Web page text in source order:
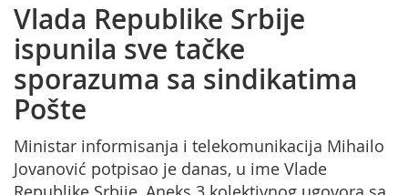
Vlada Republike Srbije
ispunila sve tačke
sporazuma sa sindikatima
Pošte
Ministar informisanja i telekomunikacija Mihailo
Jovanović potpisao je danas, u ime Vlade